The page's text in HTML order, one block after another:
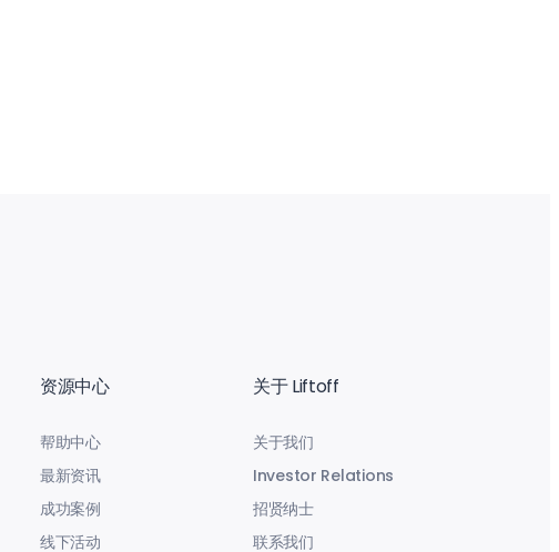
资源中心
帮助中心
最新资讯
成功案例
线下活动
关于 Liftoff
关于我们
Investor Relations
招贤纳士
联系我们